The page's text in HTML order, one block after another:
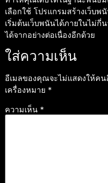
เลือกใช้ โปรแกรมสร้างเว็บ
เริ่มต้นเว็บพนันได้ภายในไม่กี่
ได้จากอย่างต่อเนื่องอีกด้วย
ใส่ความเห็น
อีเมลของคุณจะไม่แสดงให้คน
เครื่องหมาย *
ความเห็น *